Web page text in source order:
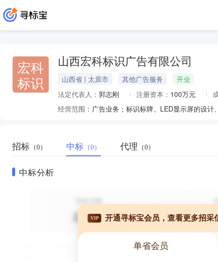
宏科
标识
山西宏科标识广告有限公司
山西省 | 太原市 其他广告服务
开业
法定代表人： 郭志刚 注册资本： 100万元
经营范围：
招标 （0） 中标 （0） 代理 （0）
中标分析
VIP 开通寻标宝会员，查看更多招采
单省会员